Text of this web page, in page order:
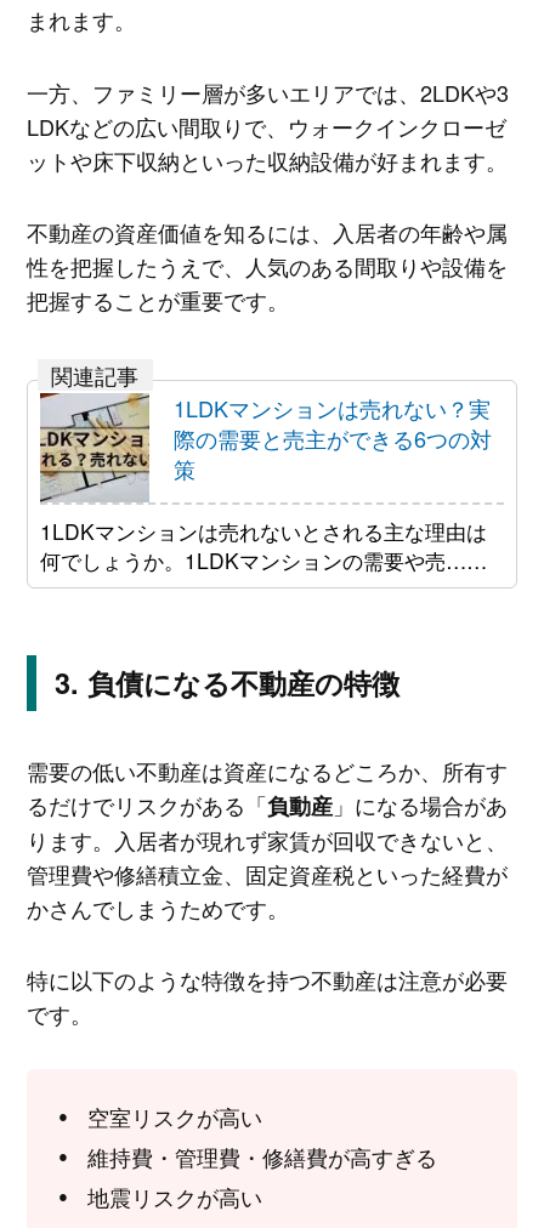
まれます。
一方、ファミリー層が多いエリアでは、2LDKや3
LDKなどの広い間取りで、ウォークインクローゼ
ットや床下収納といった収納設備が好まれます。
不動産の資産価値を知るには、入居者の年齢や属
性を把握したうえで、人気のある間取りや設備を
把握することが重要です。
1LDKマンションは売れない？実
際の需要と売主ができる6つの対
策
1LDKマンションは売れないとされる主な理由は
何でしょうか。1LDKマンションの需要や売……
負債になる不動産の特徴
需要の低い不動産は資産になるどころか、所有す
るだけでリスクがある「負動産」になる場合があ
ります。入居者が現れず家賃が回収できないと、
管理費や修繕積立金、固定資産税といった経費が
かさんでしまうためです。
特に以下のような特徴を持つ不動産は注意が必要
です。
空室リスクが高い
維持費・管理費・修繕費が高すぎる
地震リスクが高い